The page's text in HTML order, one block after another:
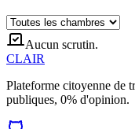
Aucun scrutin.
CLAIR
Plateforme citoyenne de
publiques, 0% d'opinion.